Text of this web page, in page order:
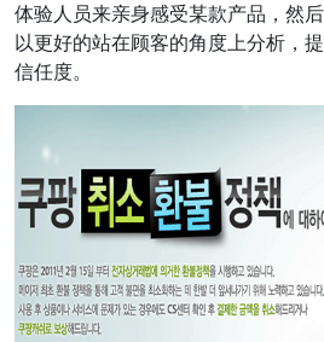
体验人员来亲身感受某款产品，然
以更好的站在顾客的角度上分析，
信任度。